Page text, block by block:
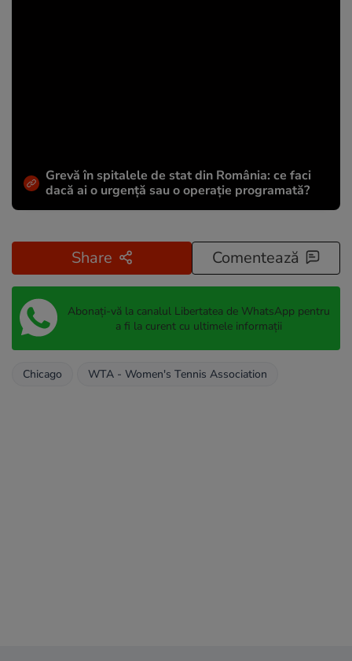
Grevă în spitalele de stat din România: ce faci
dacă ai o urgență sau o operație programată?
Share Comentează
Abonați-vă la canalul Libertatea de WhatsApp pentru
a fi la curent cu ultimele informații
Chicago WTA - Women's Tennis Association